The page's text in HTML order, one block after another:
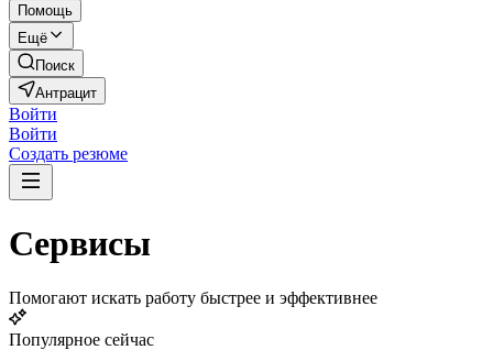
Помощь
Ещё
Поиск
Антрацит
Войти
Войти
Создать резюме
Сервисы
Помогают искать работу быстрее и эффективнее
Популярное сейчас